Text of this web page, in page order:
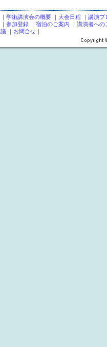
｜ 学術講演会の概要 ｜ 大会日程 ｜ 講演プ
｜ 参加登録 ｜ 宿泊のご案内 ｜ 講演者への
議 ｜ お問合せ ｜